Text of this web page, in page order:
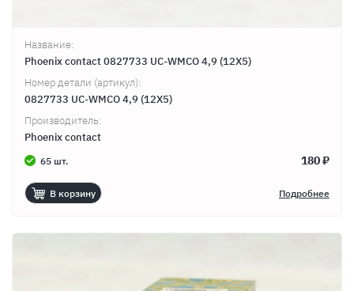
Название:
Phoenix contact 0827733 UC-WMCO 4,9 (12X5)
Номер детали (артикул):
0827733 UC-WMCO 4,9 (12X5)
Производитель:
Phoenix contact
65 шт. 180 ₽
В корзину Подробнее